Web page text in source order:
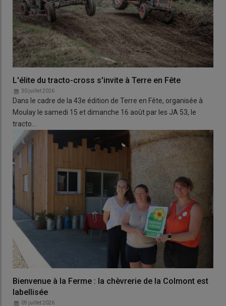
L'élite du tracto-cross s'invite à Terre en Fête
30 juillet 2026
Dans le cadre de la 43e édition de Terre en Fête, organisée à
Moulay le samedi 15 et dimanche 16 août par les JA 53, le
tracto…
Bienvenue à la Ferme : la chèvrerie de la Colmont est
labellisée
09 juillet 2026